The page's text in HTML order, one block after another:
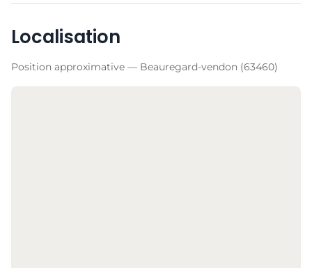
Localisation
Position approximative — Beauregard-vendon (63460)